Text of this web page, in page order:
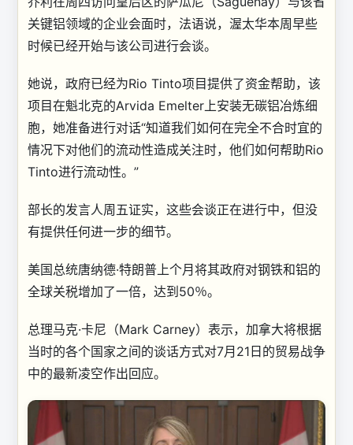
关键铝领域的企业会面时，法语说，渥太华本周早些
时候已经开始与该公司进行会谈。
她说，政府已经为Rio Tinto项目提供了资金帮助，该
项目在魁北克的Arvida Emelter上安装无碳铝冶炼细
胞，她准备进行对话“知道我们如何在完全不合时宜的
情况下对他们的流动性造成关注时，他们如何帮助Rio
Tinto进行流动性。”
部长的发言人周五证实，这些会谈正在进行中，但没
有提供任何进一步的细节。
美国总统唐纳德·特朗普上个月将其政府对钢铁和铝的
全球关税增加了一倍，达到50％。
总理马克·卡尼（Mark Carney）表示，加拿大将根据
当时的各个国家之间的谈话方式对7月21日的贸易战争
中的最新凌空作出回应。